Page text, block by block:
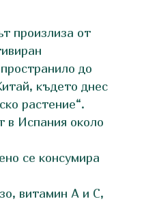
произлиза от
до
където днес
растение“.
в Испания около
се консумира
витамин А и C,